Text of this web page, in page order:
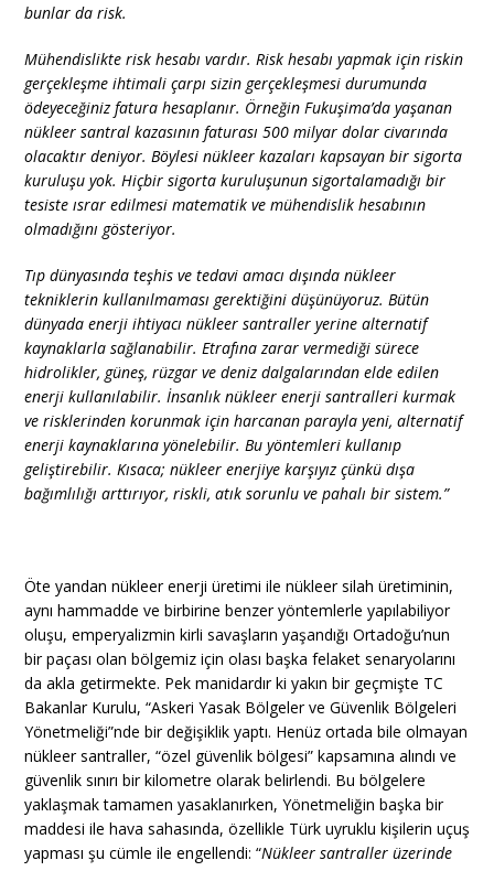
bunlar da risk.
Mühendislikte risk hesabı vardır. Risk hesabı yapmak için riskin
gerçekleşme ihtimali çarpı sizin gerçekleşmesi durumunda
ödeyeceğiniz fatura hesaplanır. Örneğin Fukuşima’da yaşanan
nükleer santral kazasının faturası 500 milyar dolar civarında
olacaktır deniyor. Böylesi nükleer kazaları kapsayan bir sigorta
kuruluşu yok. Hiçbir sigorta kuruluşunun sigortalamadığı bir
tesiste ısrar edilmesi matematik ve mühendislik hesabının
olmadığını gösteriyor.
Tıp dünyasında teşhis ve tedavi amacı dışında nükleer
tekniklerin kullanılmaması gerektiğini düşünüyoruz. Bütün
dünyada enerji ihtiyacı nükleer santraller yerine alternatif
kaynaklarla sağlanabilir. Etrafına zarar vermediği sürece
hidrolikler, güneş, rüzgar ve deniz dalgalarından elde edilen
enerji kullanılabilir. İnsanlık nükleer enerji santralleri kurmak
ve risklerinden korunmak için harcanan parayla yeni, alternatif
enerji kaynaklarına yönelebilir. Bu yöntemleri kullanıp
geliştirebilir. Kısaca; nükleer enerjiye karşıyız çünkü dışa
bağımlılığı arttırıyor, riskli, atık sorunlu ve pahalı bir sistem.”
Öte yandan nükleer enerji üretimi ile nükleer silah üretiminin,
aynı hammadde ve birbirine benzer yöntemlerle yapılabiliyor
oluşu, emperyalizmin kirli savaşların yaşandığı Ortadoğu’nun
bir paçası olan bölgemiz için olası başka felaket senaryolarını
da akla getirmekte. Pek manidardır ki yakın bir geçmişte TC
Bakanlar Kurulu, “Askeri Yasak Bölgeler ve Güvenlik Bölgeleri
Yönetmeliği”nde bir değişiklik yaptı. Henüz ortada bile olmayan
nükleer santraller, “özel güvenlik bölgesi” kapsamına alındı ve
güvenlik sınırı bir kilometre olarak belirlendi. Bu bölgelere
yaklaşmak tamamen yasaklanırken, Yönetmeliğin başka bir
maddesi ile hava sahasında, özellikle Türk uyruklu kişilerin uçuş
yapması şu cümle ile engellendi: “Nükleer santraller üzerinde